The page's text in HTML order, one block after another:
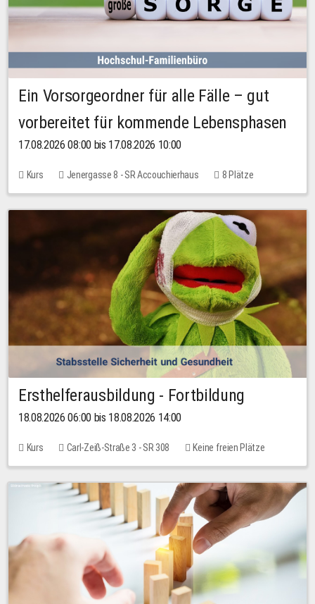
Ein Vorsorgeordner für alle Fälle – gut
vorbereitet für kommende Lebensphasen
17.08.2026 08:00 bis 17.08.2026 10:00
Kurs Jenergasse 8 - SR Accouchierhaus 8 Plätze
Ersthelferausbildung - Fortbildung
18.08.2026 06:00 bis 18.08.2026 14:00
Kurs Carl-Zeiß-Straße 3 - SR 308 Keine freien Plätze